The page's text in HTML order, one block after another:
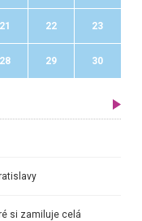
21 22 23
28 29 30
si zamiluje celá